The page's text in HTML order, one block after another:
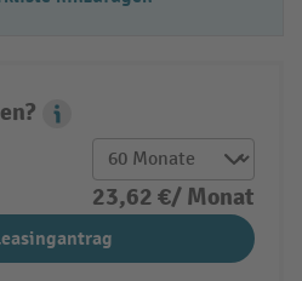
Leasing Popover
23,62 €/ Monat